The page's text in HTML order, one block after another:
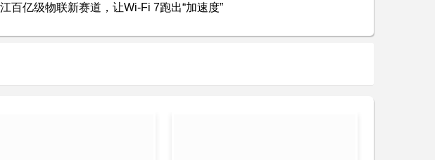
百亿级物联新赛道，让Wi-Fi 7跑出“加速度”